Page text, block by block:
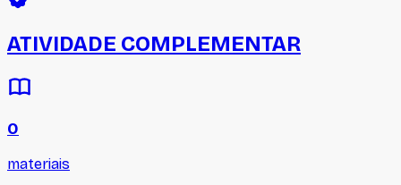
ATIVIDADE COMPLEMENTAR
0
materiais